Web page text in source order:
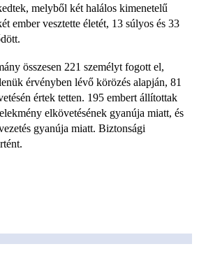
melyből két halálos kimenetelű
ember vesztette életét, 13 súlyos és 33
összesen 221 személyt fogott el,
érvényben lévő körözés alapján, 81
értek tetten. 195 embert állítottak
elkövetésének gyanúja miatt, és
gyanúja miatt. Biztonsági